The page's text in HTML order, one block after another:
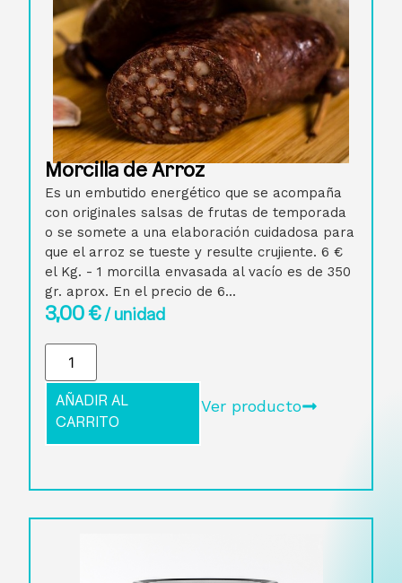
Morcilla de Arroz
Es un embutido energético que se acompaña
con originales salsas de frutas de temporada
o se somete a una elaboración cuidadosa para
que el arroz se tueste y resulte crujiente. 6 €
el Kg. - 1 morcilla envasada al vacío es de 350
gr. aprox. En el precio de 6...
3,00€/ unidad
AÑADIR AL
CARRITO
Ver producto